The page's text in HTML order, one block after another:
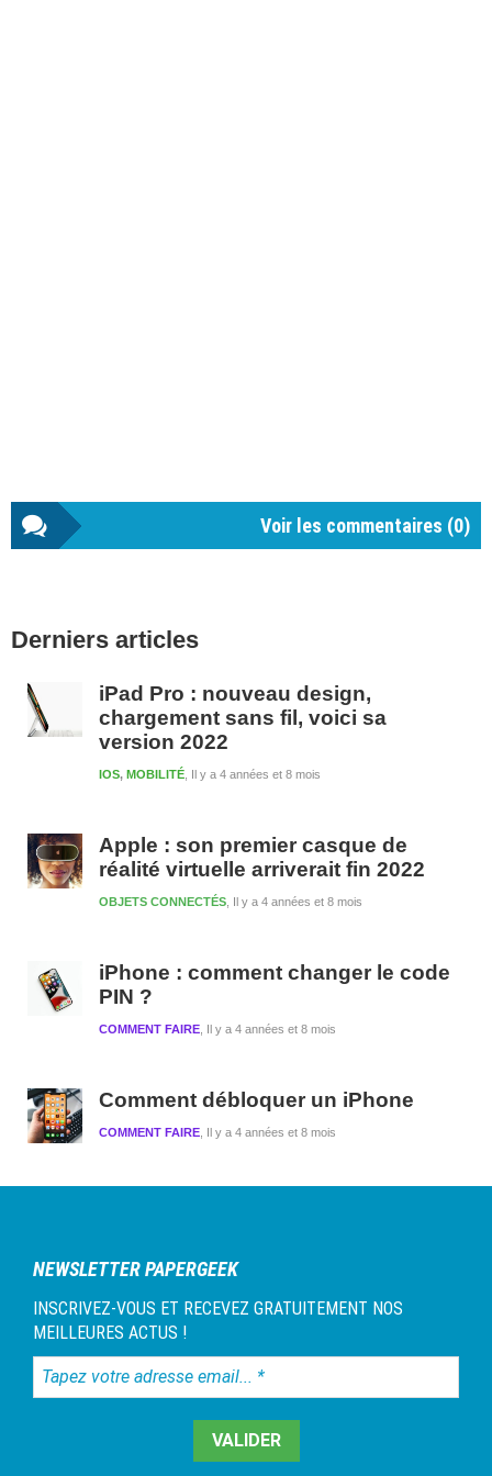
Voir les commentaires (0)
latérale
Derniers articles
iPad Pro : nouveau design,
chargement sans fil, voici sa
version 2022
Il y a 4 années et 8 mois
IOS, MOBILITÉ
Apple : son premier casque de
réalité virtuelle arriverait fin 2022
Il y a 4 années et 8 mois
OBJETS CONNECTÉS
iPhone : comment changer le code
PIN ?
Il y a 4 années et 8 mois
COMMENT FAIRE
Comment débloquer un iPhone
Il y a 4 années et 8 mois
COMMENT FAIRE
NEWSLETTER PAPERGEEK
INSCRIVEZ-VOUS ET RECEVEZ GRATUITEMENT NOS
MEILLEURES ACTUS !
Tapez
votre